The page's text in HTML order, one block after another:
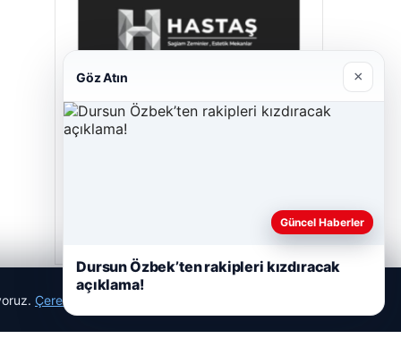
Çerez Politikamız
Göz Atın ×
Güncel Haberler
Dursun Özbek’ten rakipleri kızdıracak
açıklama!